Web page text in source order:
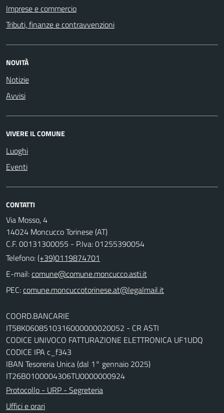
Imprese e commercio
Tributi, finanze e contravvenzioni
NOVITÀ
Notizie
Avvisi
VIVERE IL COMUNE
Luoghi
Eventi
CONTATTI
Via Mosso, 4
14024 Moncucco Torinese (AT)
C.F. 00131300055 - P.Iva: 01255390054
Telefono:(+39)0119874701
E-mail:comune@comune.moncucco.asti.it
PEC:comune.moncuccotorinese.at@legalmail.it
COORD.BANCARIE
IT58K0608510316000000020052 - CR ASTI
CODICE UNIVOCO FATTURAZIONE ELETTRONICA UF1UDQ
CODICE IPA c_f343
IBAN Tesoreria Unica (dal 1° gennaio 2025)
IT26B0100004306TU0000000924
Protocollo - URP - Segreteria
Uffici e orari